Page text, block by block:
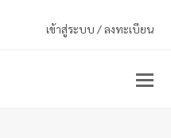
เข้าสู่ระบบ / ลงทะเบียน